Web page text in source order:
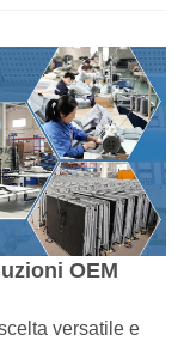
OEM
versatile e